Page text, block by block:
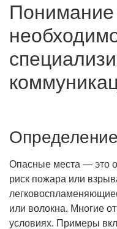
Понимание
Опасные места — это
риск пожара или
или волокна. Многие
условиях. Примеры